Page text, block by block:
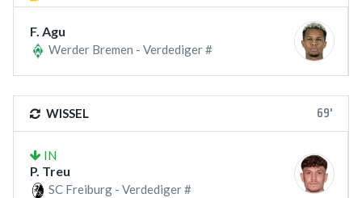
F. Agu
Werder Bremen - Verdediger #
WISSEL 69'
IN
P. Treu
SC Freiburg - Verdediger #